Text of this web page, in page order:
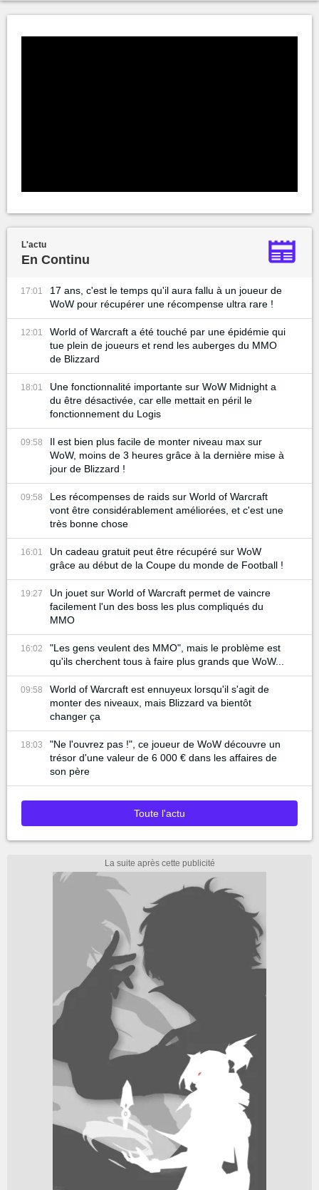
L'actu
En Continu
17:01
17 ans, c'est le temps qu'il aura fallu à un joueur de
WoW pour récupérer une récompense ultra rare !
12:01
World of Warcraft a été touché par une épidémie qui
tue plein de joueurs et rend les auberges du MMO
de Blizzard
18:01
Une fonctionnalité importante sur WoW Midnight a
du être désactivée, car elle mettait en péril le
fonctionnement du Logis
09:58
Il est bien plus facile de monter niveau max sur
WoW, moins de 3 heures grâce à la dernière mise à
jour de Blizzard !
09:58
Les récompenses de raids sur World of Warcraft
vont être considérablement améliorées, et c'est une
très bonne chose
16:01
Un cadeau gratuit peut être récupéré sur WoW
grâce au début de la Coupe du monde de Football !
19:27
Un jouet sur World of Warcraft permet de vaincre
facilement l'un des boss les plus compliqués du
MMO
16:02
"Les gens veulent des MMO", mais le problème est
qu'ils cherchent tous à faire plus grands que WoW...
09:58
World of Warcraft est ennuyeux lorsqu'il s'agit de
monter des niveaux, mais Blizzard va bientôt
changer ça
18:03
"Ne l'ouvrez pas !", ce joueur de WoW découvre un
trésor d'une valeur de 6 000 € dans les affaires de
son père
Toute l'actu